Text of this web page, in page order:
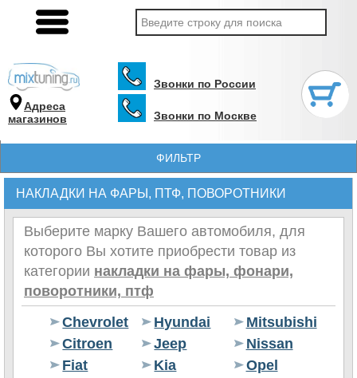
Адреса
магазинов
Звонки по России
Звонки по Москве
ФИЛЬТР
НАКЛАДКИ НА ФАРЫ, ПТФ, ПОВОРОТНИКИ
Выберите марку Вашего автомобиля, для
которого Вы хотите приобрести товар из
категории накладки на фары, фонари,
поворотники, птф
Chevrolet
Citroen
Fiat
Hyundai
Jeep
Kia
Mitsubishi
Nissan
Opel